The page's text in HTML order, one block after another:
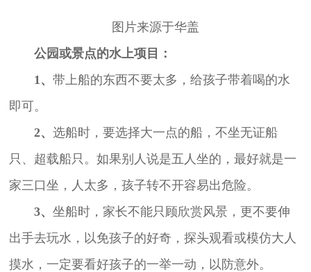
图片来源于华盖
公园或景点的水上项目：
1、 带上船的东西不要太多，给孩子带着喝的水
即可。
2、 选船时，要选择大一点的船，不坐无证船
只、超载船只。如果别人说是五人坐的，最好就是一
家三口坐，人太多，孩子转不开容易出危险。
3、 坐船时，家长不能只顾欣赏风景，更不要伸
出手去玩水，以免孩子的好奇，探头观看或模仿大人
摸水，一定要看好孩子的一举一动，以防意外。